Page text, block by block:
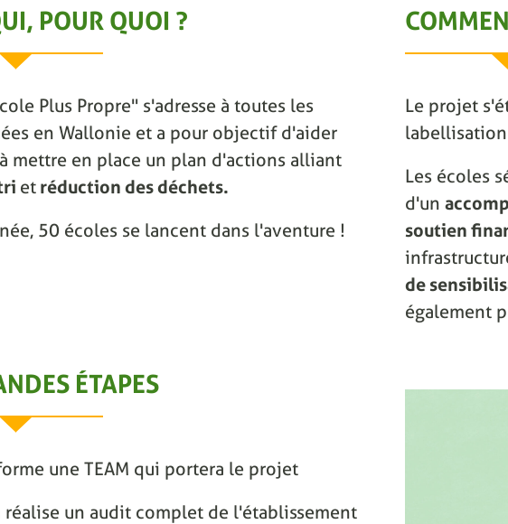
POUR QUOI ?
Plus Propre" s'adresse à toutes les
en Wallonie et a pour objectif d'aider
mettre en place un plan d'actions alliant
et réduction des déchets.
50 écoles se lancent dans l'aventure !
Le projet
Les écoles
d'un
soutien
de
également
ÉTAPES
une TEAM qui portera le projet
réalise un audit complet de l'établissement